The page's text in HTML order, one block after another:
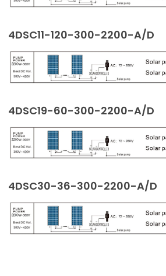
4DSC11-120-300-2200-A/D
4DSC19-60-300-2200-A/D
4DSC30-36-300-2200-A/D